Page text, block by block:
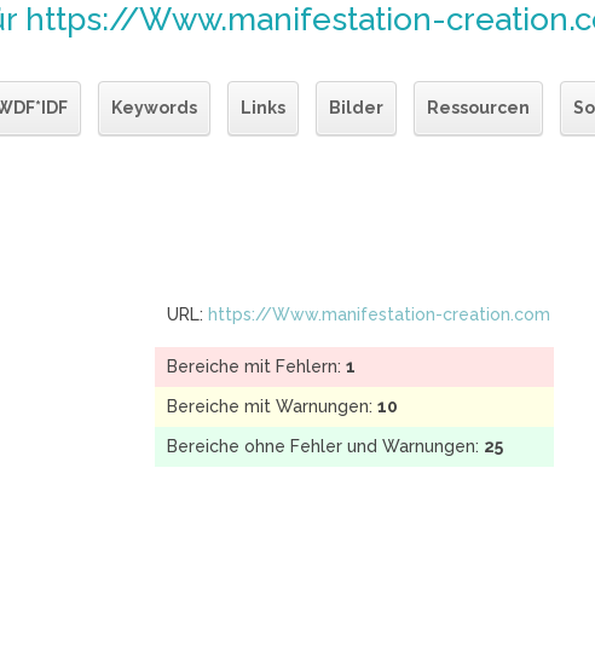
https://Www.manifestation-
Keywords Links Bilder Ressourcen
URL: https://Www.manifestation-creation.com
Bereiche mit Fehlern: 1
Bereiche mit Warnungen: 10
Bereiche ohne Fehler und Warnungen: 25